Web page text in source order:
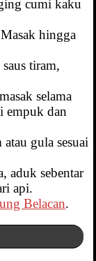
cumi kaku
hingga
tiram,
selama
empuk dan
gula sesuai
aduk sebentar
api.
Belacan.